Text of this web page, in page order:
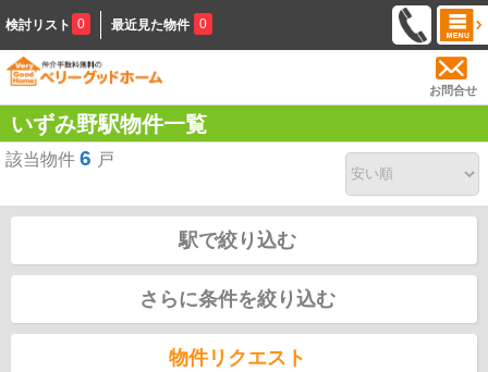
検討リスト 0 最近見た物件 0
お問合せ
いずみ野駅物件一覧
該当物件 6 戸
駅で絞り込む
さらに条件を絞り込む
物件リクエスト